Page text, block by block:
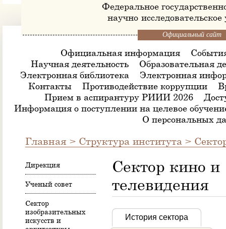
Федеральное
научно-
Официальный сайт
Официальная информация
Научная деятельность
Образовательная
Электронная библиотека
Электронная
Контакты
Противодействие коррупции
Прием в аспирантуру РИИИ 2026
Информация о поступлении на целевое
О персональных
Главная > Структура института >
Дирекция
Ученый совет
Сектор
изобразительных
искусств и
Сектор кино и
телевидения
История сектора